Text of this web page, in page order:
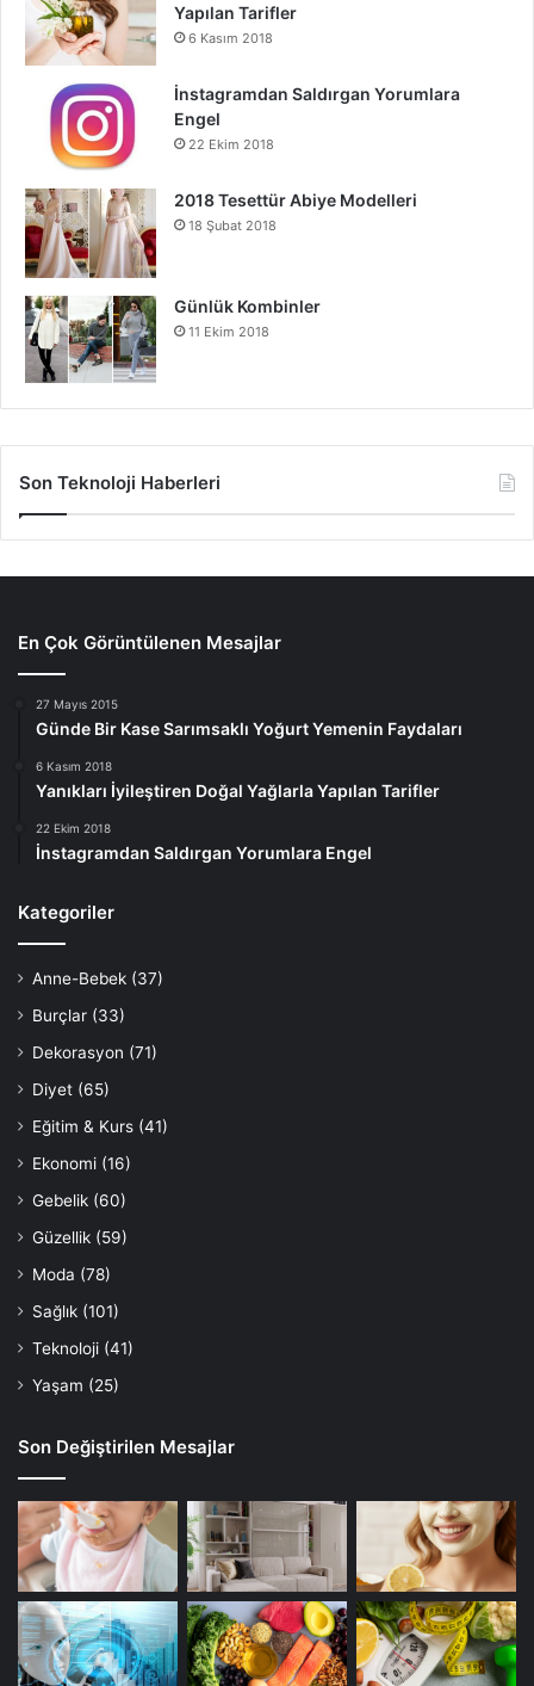
Yapılan Tarifler
6 Kasım 2018
İnstagramdan Saldırgan Yorumlara
Engel
22 Ekim 2018
2018 Tesettür Abiye Modelleri
18 Şubat 2018
Günlük Kombinler
11 Ekim 2018
Son Teknoloji Haberleri
En Çok Görüntülenen Mesajlar
27 Mayıs 2015
Günde Bir Kase Sarımsaklı Yoğurt Yemenin Faydaları
6 Kasım 2018
Yanıkları İyileştiren Doğal Yağlarla Yapılan Tarifler
22 Ekim 2018
İnstagramdan Saldırgan Yorumlara Engel
Kategoriler
Anne-Bebek (37)
Burçlar (33)
Dekorasyon (71)
Diyet (65)
Eğitim & Kurs (41)
Ekonomi (16)
Gebelik (60)
Güzellik (59)
Moda (78)
Sağlık (101)
Teknoloji (41)
Yaşam (25)
Son Değiştirilen Mesajlar